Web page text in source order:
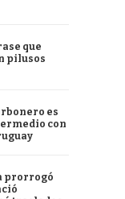
que
pilusos
es
con
prorrogó